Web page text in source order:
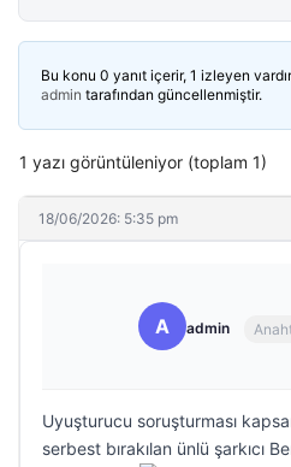
Bu konu 0 yanıt içerir, 1 izleyen
admin tarafından güncellenmiştir.
1 yazı görüntüleniyor (toplam 1)
18/06/2026: 5:35 pm
A admin
Uyuşturucu soruşturması
serbest bırakılan ünlü şarkıcı